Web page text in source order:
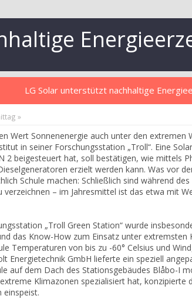
LG Solar unterstützt nachhaltige
»
Wert Sonnenenergie auch unter den
in seiner Forschungsstation „Troll“. Eine
2 beigesteuert hat, soll bestätigen, wie mittels
erzielt werden kann. Was vor
Schule machen: Schließlich sind während
– im Jahresmittel ist das etwa mit
„Troll Green Station“ wurde
das Know-How zum Einsatz unter
Temperaturen von bis zu -60° Celsius und
Energietechnik GmbH lieferte ein speziell
auf dem Dach des Stationsgebäudes Blåbo-I
Klimazonen spezialisiert hat,
einspeist.